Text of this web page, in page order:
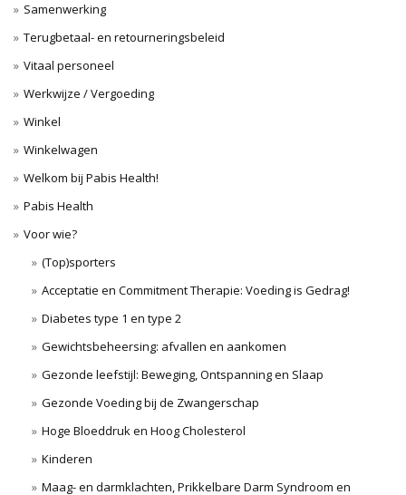
Samenwerking
Terugbetaal- en retourneringsbeleid
Vitaal personeel
Werkwijze / Vergoeding
Winkel
Winkelwagen
Welkom bij Pabis Health!
Pabis Health
Voor wie?
(Top)sporters
Acceptatie en Commitment Therapie: Voeding is Gedrag!
Diabetes type 1 en type 2
Gewichtsbeheersing: afvallen en aankomen
Gezonde leefstijl: Beweging, Ontspanning en Slaap
Gezonde Voeding bij de Zwangerschap
Hoge Bloeddruk en Hoog Cholesterol
Kinderen
Maag- en darmklachten, Prikkelbare Darm Syndroom en